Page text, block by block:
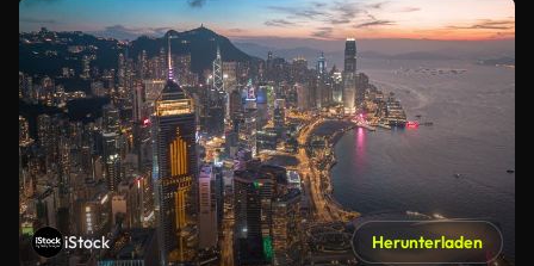
iStock Herunterladen